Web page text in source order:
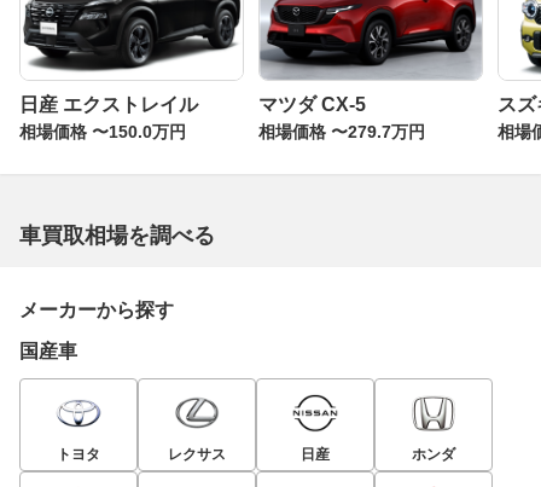
日産 エクストレイル
相場価格 〜150.0万円
マツダ CX-5
相場価格 〜279.7万円
ス
相場
車買取相場を調べる
メーカーから探す
国産車
トヨタ レクサス 日産 ホンダ